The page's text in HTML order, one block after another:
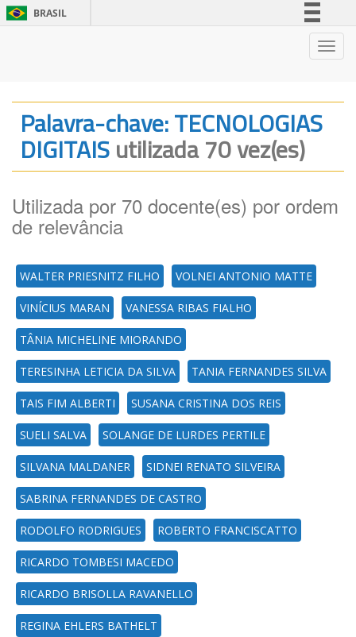
BRASIL
Legislação
Canais
Palavra-chave: TECNOLOGIAS
DIGITAISutilizada 70 vez(es)
Utilizada por 70 docente(es) por ordem
de relevância
WALTER PRIESNITZ FILHO VOLNEI ANTONIO MATTE
VINÍCIUS MARAN VANESSA RIBAS FIALHO
TÂNIA MICHELINE MIORANDO
TERESINHA LETICIA DA SILVA TANIA FERNANDES SILVA
TAIS FIM ALBERTI SUSANA CRISTINA DOS REIS
SUELI SALVA SOLANGE DE LURDES PERTILE
SILVANA MALDANER SIDNEI RENATO SILVEIRA
SABRINA FERNANDES DE CASTRO
RODOLFO RODRIGUES ROBERTO FRANCISCATTO
RICARDO TOMBESI MACEDO
RICARDO BRISOLLA RAVANELLO
REGINA EHLERS BATHELT